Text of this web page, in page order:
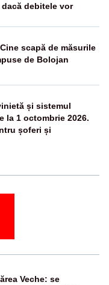
debitele vor
scapă de măsurile
de Bolojan
și sistemul
la 1 octombrie 2026.
șoferi și
Veche: se